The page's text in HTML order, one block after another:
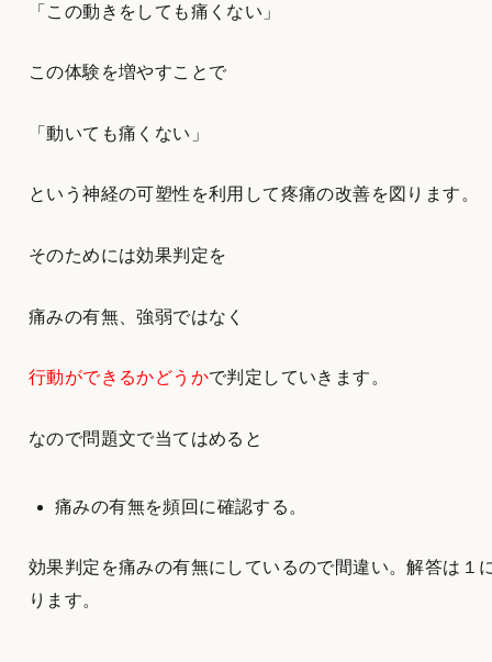
「この動きをしても痛くない」
この体験を増やすことで
「動いても痛くない」
という神経の可塑性を利用して疼痛の改善を図ります。
そのためには効果判定を
痛みの有無、強弱ではなく
行動ができるかどうかで判定していきます。
なので問題文で当てはめると
痛みの有無を頻回に確認する。
効果判定を痛みの有無にしているので間違い。解答は１
ります。